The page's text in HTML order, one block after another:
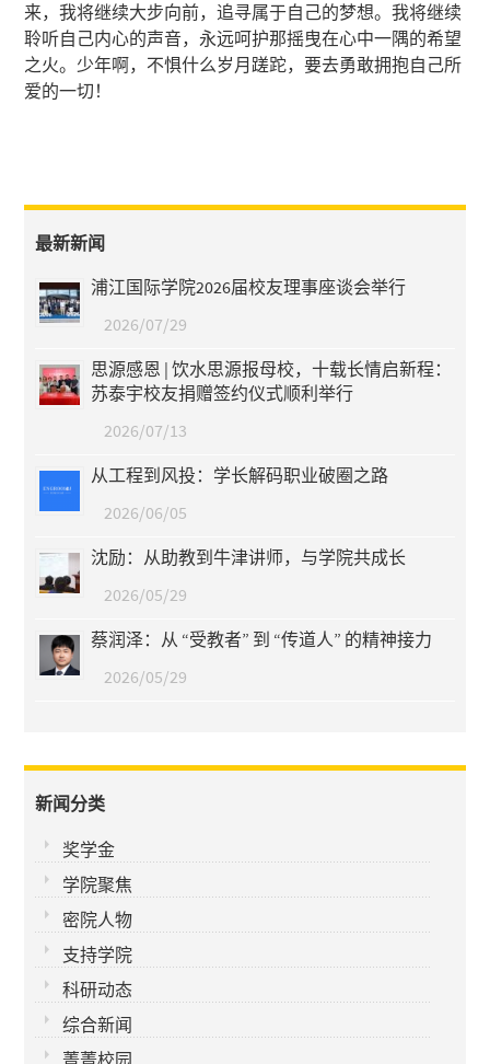
来，我将继续大步向前，追寻属于自己的梦想。我将继续
聆听自己内心的声音，永远呵护那摇曳在心中一隅的希望
之火。少年啊，不惧什么岁月蹉跎，要去勇敢拥抱自己所
爱的一切！
最新新闻
浦江国际学院2026届校友理事座谈会举行
2026/07/29
思源感恩 | 饮水思源报母校，十载长情启新程：
苏泰宇校友捐赠签约仪式顺利举行
2026/07/13
从工程到风投：学长解码职业破圈之路
2026/06/05
沈励：从助教到牛津讲师，与学院共成长
2026/05/29
蔡润泽：从 “受教者” 到 “传道人” 的精神接力
2026/05/29
新闻分类
奖学金
学院聚焦
密院人物
支持学院
科研动态
综合新闻